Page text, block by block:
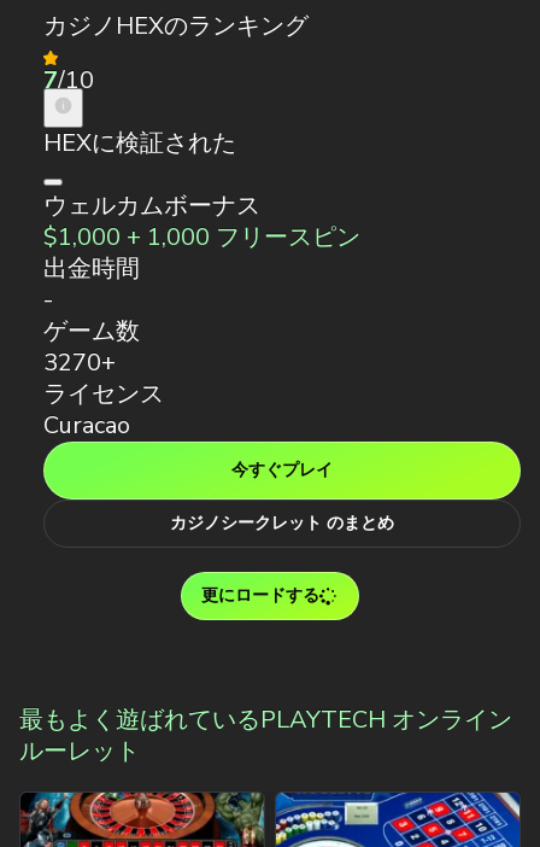
カジノHEXのランキング
7/10
HEXに検証された
ウェルカムボーナス
$1,000 + 1,000 フリースピン
出金時間
-
ゲーム数
3270+
ライセンス
Curacao
今すぐプレイ
カジノシークレット のまとめ
更にロードする
最もよく遊ばれているPLAYTECH オンライン
ルーレット